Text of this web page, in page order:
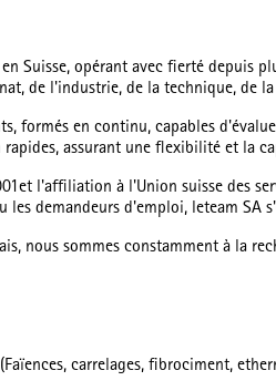
Suisse, opérant avec fierté depuis
de l'industrie, de la technique, de
formés en continu, capables
assurant une flexibilité et la
l'affiliation à l'Union suisse des
demandeurs d'emploi, leteam
nous sommes constamment à la
carrelages, fibrociment,